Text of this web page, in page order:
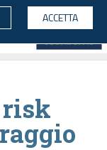
ACCETTA